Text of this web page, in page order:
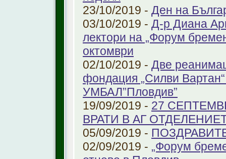
23/10/2019 - Ден на
03/10/2019 - Д-р Диана
лектори на „Форум
октомври
02/10/2019 - Две
фондация „Силви
УМБАЛ”Пловдив”
19/09/2019 - 27
ВРАТИ В АГ
05/09/2019 -
02/09/2019 - „Форум